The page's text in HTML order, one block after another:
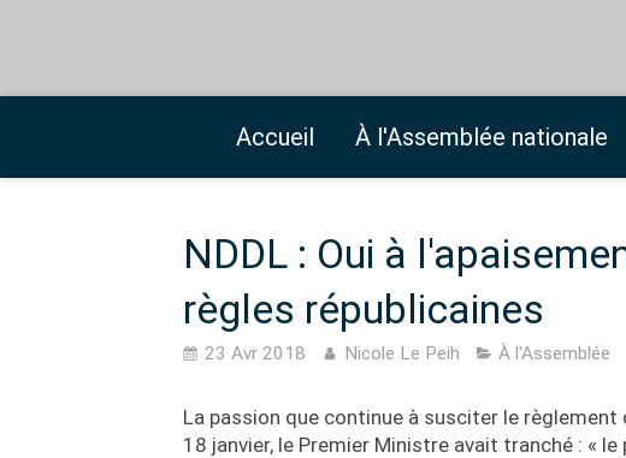
Accueil À l'Assemblée nationale
NDDL : Oui à
règles républicaines
23 Avr 2018 Nicole Le Peih À l'Assemblée
La passion que continue à susciter le
18 janvier, le Premier Ministre avait tranché : «